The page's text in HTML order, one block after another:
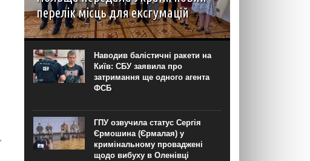
перелік місць для ексгумацій
У Львові 5 серпня пройшло засідання
Українсько-польської робочої групи у справах
гідних поховань, у межах якого Польща
передала перелік місць для проведення
подальших робіт на території України. Про це...
Наводив балістичні ракети на
Київ: СБУ заявила про
затримання ще одного агента
ФСБ
ГПУ озвучила статус Сергія
Єрмошина (Єрмалая) у
кримінальному проваджені
щодо вибуху в Оленівці